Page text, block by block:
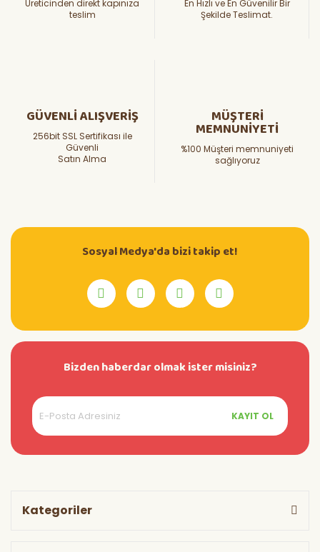
Üreticinden direkt kapınıza
teslim
En Hızlı ve En Güvenilir Bir
Şekilde Teslimat.
GÜVENLİ ALIŞVERİŞ
256bit SSL Sertifikası ile
Güvenli
Satın Alma
MÜŞTERİ
MEMNUNİYETİ
%100 Müşteri memnuniyeti
sağlıyoruz
Sosyal Medya'da bizi takip et!
Bizden haberdar olmak ister misiniz?
KAYIT OL
Kategoriler